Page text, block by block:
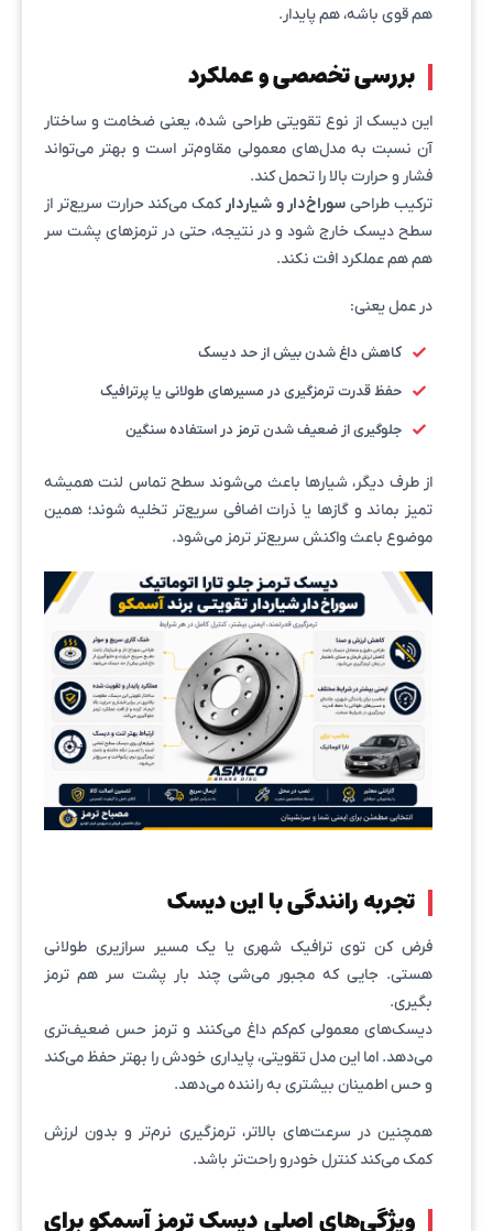
هم قوی باشه، هم پایدار.
بررسی تخصصی و عملکرد
این دیسک از نوع تقویتی طراحی شده، یعنی ضخامت و ساختار
آن نسبت به مدل‌های معمولی مقاوم‌تر است و بهتر می‌تواند
فشار و حرارت بالا را تحمل کند.
ترکیب طراحی سوراخ‌دار و شیاردار کمک می‌کند حرارت سریع‌تر از
سطح دیسک خارج شود و در نتیجه، حتی در ترمزهای پشت سر
هم هم عملکرد افت نکند.
در عمل یعنی:
کاهش داغ شدن بیش از حد دیسک
حفظ قدرت ترمزگیری در مسیرهای طولانی یا پرترافیک
جلوگیری از ضعیف شدن ترمز در استفاده سنگین
از طرف دیگر، شیارها باعث می‌شوند سطح تماس لنت همیشه
تمیز بماند و گازها یا ذرات اضافی سریع‌تر تخلیه شوند؛ همین
موضوع باعث واکنش سریع‌تر ترمز می‌شود.
تجربه رانندگی با این دیسک
فرض کن توی ترافیک شهری یا یک مسیر سرازیری طولانی
هستی. جایی که مجبور می‌شی چند بار پشت سر هم ترمز
بگیری.
دیسک‌های معمولی کم‌کم داغ می‌کنند و ترمز حس ضعیف‌تری
می‌دهد. اما این مدل تقویتی، پایداری خودش را بهتر حفظ می‌کند
و حس اطمینان بیشتری به راننده می‌دهد.
همچنین در سرعت‌های بالاتر، ترمزگیری نرم‌تر و بدون لرزش
کمک می‌کند کنترل خودرو راحت‌تر باشد.
ویژگی‌های اصلی دیسک ترمز آسمکو برای